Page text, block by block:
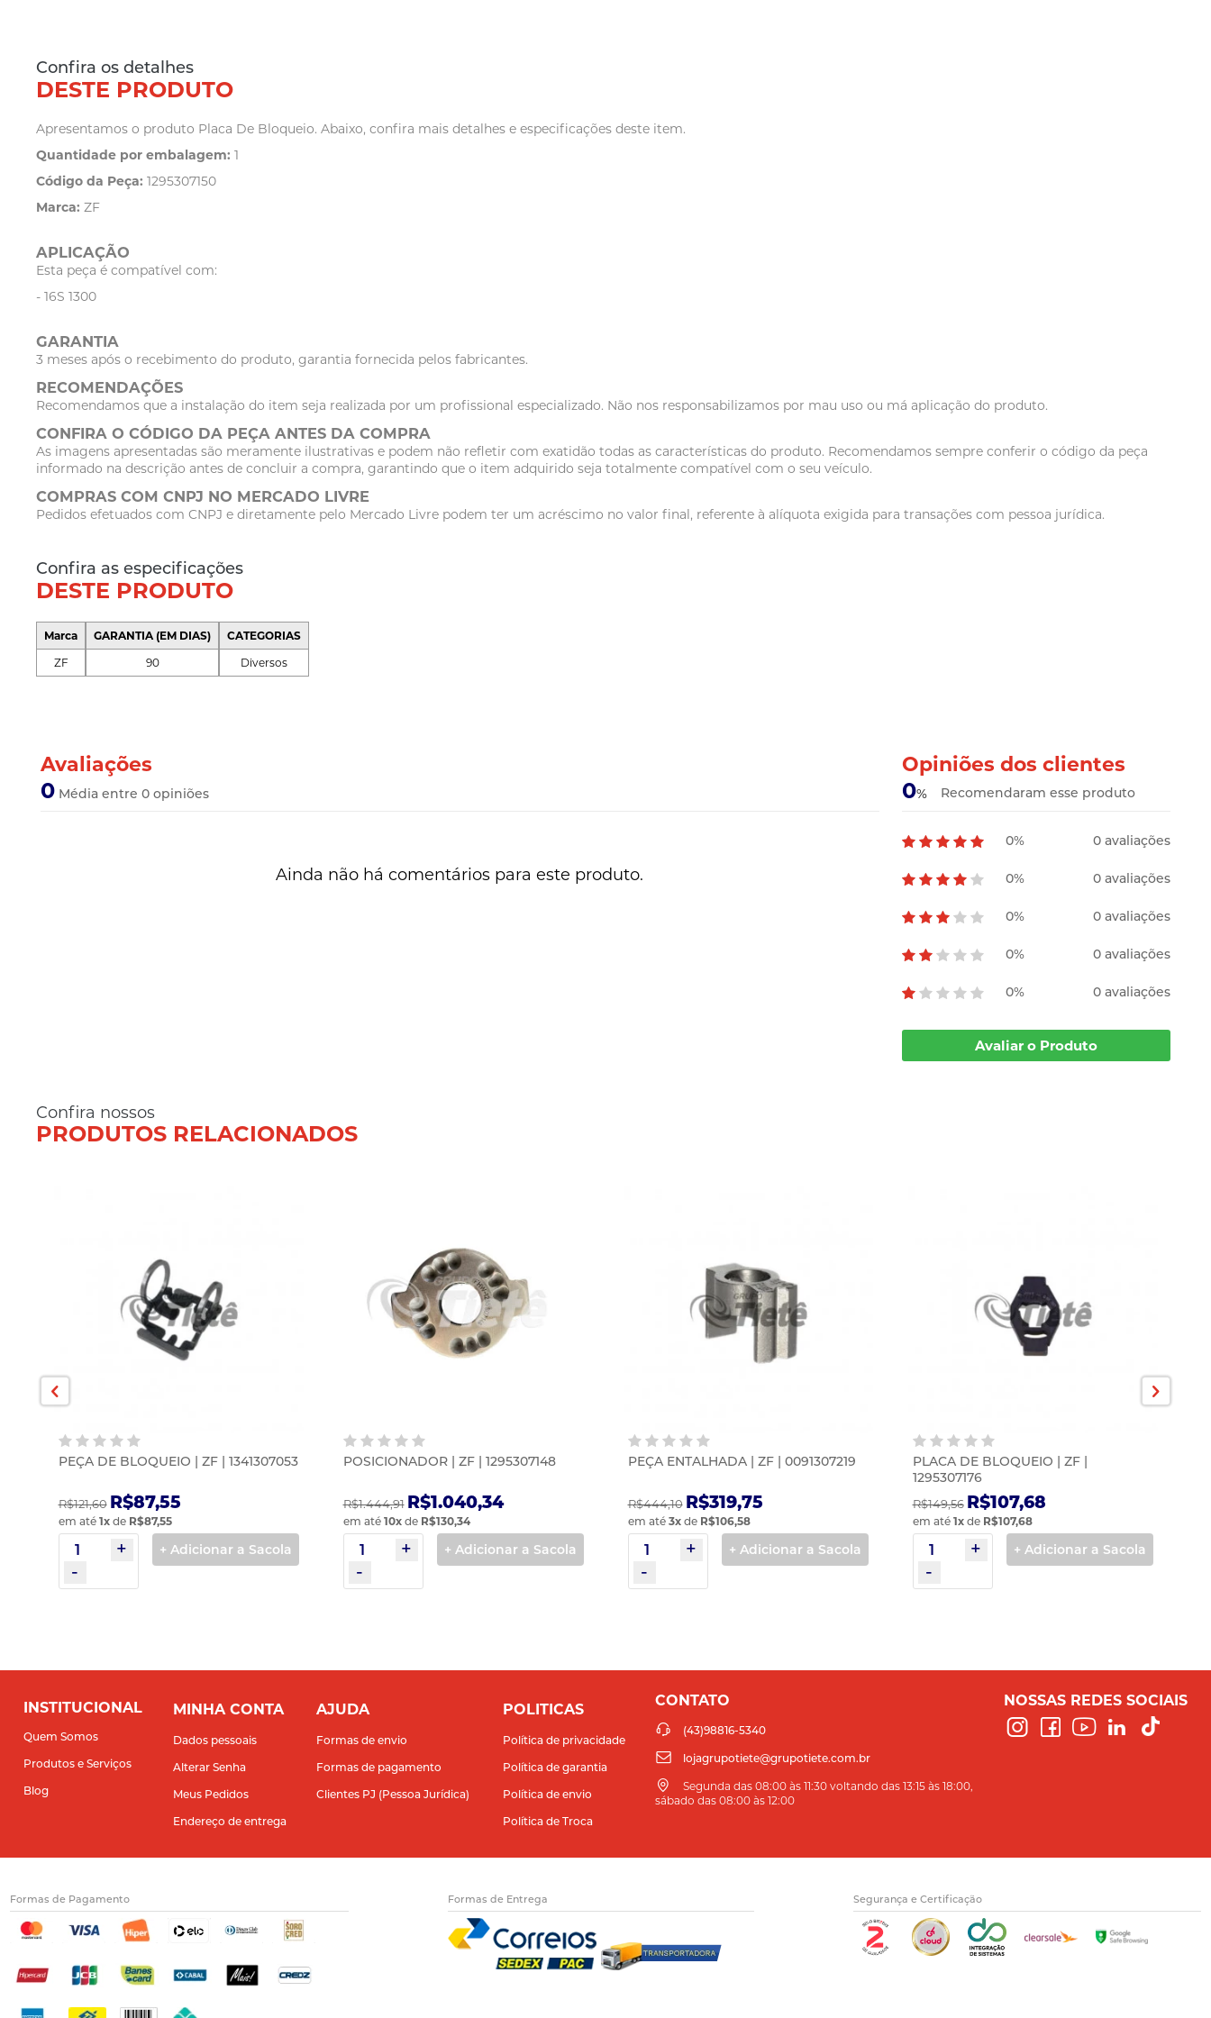
Confira os detalhes
DESTE PRODUTO
Apresentamos o produto Placa De Bloqueio. Abaixo, confira mais detalhes e especificações deste item.
Quantidade por embalagem: 1
Código da Peça: 1295307150
Marca: ZF
APLICAÇÃO
Esta peça é compatível com:
- 16S 1300
GARANTIA
3 meses após o recebimento do produto, garantia fornecida pelos fabricantes.
RECOMENDAÇÕES
Recomendamos que a instalação do item seja realizada por um profissional especializado. Não nos responsabilizamos por mau uso ou má aplicação do produto.
CONFIRA O CÓDIGO DA PEÇA ANTES DA COMPRA
As imagens apresentadas são meramente ilustrativas e podem não refletir com exatidão todas as características do produto. Recomendamos sempre conferir o código da peça
informado na descrição antes de concluir a compra, garantindo que o item adquirido seja totalmente compatível com o seu veículo.
COMPRAS COM CNPJ NO MERCADO LIVRE
Pedidos efetuados com CNPJ e diretamente pelo Mercado Livre podem ter um acréscimo no valor final, referente à alíquota exigida para transações com pessoa jurídica.
Confira as especificações
DESTE PRODUTO
Marca
ZF
GARANTIA (EM DIAS)
90
CATEGORIAS
Diversos
Avaliações
0 Média entre 0 opiniões
Ainda não há comentários para este produto.
Opiniões dos clientes
0% Recomendaram esse produto
0% 0 avaliações
0% 0 avaliações
0% 0 avaliações
0% 0 avaliações
0% 0 avaliações
Avaliar o Produto
Confira nossos
PRODUTOS RELACIONADOS
PEÇA DE BLOQUEIO | ZF | 1341307053
R$121,60 R$87,55
em até 1xde R$87,55
+ Adicionar a Sacola
POSICIONADOR | ZF | 1295307148
R$1.444,91 R$1.040,34
em até 10xde R$130,34
+ Adicionar a Sacola
PEÇA ENTALHADA | ZF | 0091307219
R$444,10 R$319,75
em até 3xde R$106,58
+ Adicionar a Sacola
PLACA DE BLOQUEIO | ZF |
1295307176
R$149,56 R$107,68
em até 1xde R$107,68
+ Adicionar a Sacola
INSTITUCIONAL
Quem Somos
Produtos e Serviços
Blog
MINHA CONTA
Dados pessoais
Alterar Senha
Meus Pedidos
Endereço de entrega
AJUDA
Formas de envio
Formas de pagamento
Clientes PJ (Pessoa Jurídica)
POLITICAS
Política de privacidade
Política de garantia
Política de envio
Política de Troca
CONTATO
(43)98816-5340
lojagrupotiete@grupotiete.com.br
Segunda das 08:00 às 11:30 voltando das 13:15 às 18:00,
sábado das 08:00 às 12:00
NOSSAS REDES SOCIAIS
Formas de Pagamento Formas de Entrega Segurança e Certificação